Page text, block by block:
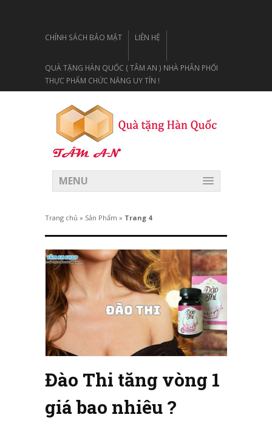
CHÍNH SÁCH BẢO MẬT LIÊN HỆ
QUÀ TẶNG HÀN QUỐC ( TÂM AN ) NHÀ PHÂN PHỐI
THỰC PHẨM CHỨC NĂNG UY TÍN !
MENU
Trang chủ » Sản Phẩm » Trang 4
Đào Thi tăng vòng 1
giá bao nhiêu ?